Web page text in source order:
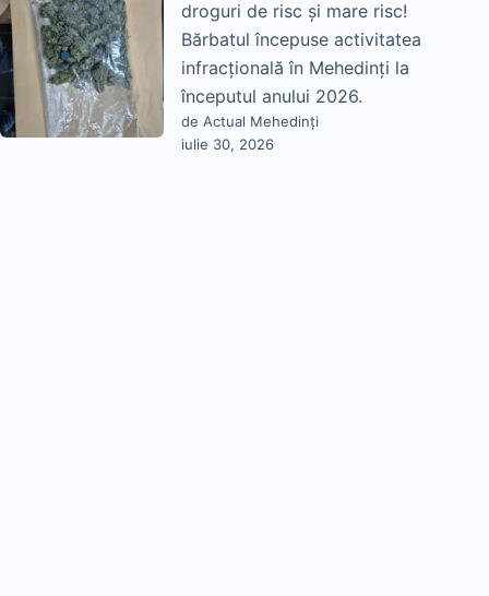
droguri de risc și mare risc!
Bărbatul începuse activitatea
infracțională în Mehedinți la
începutul anului 2026.
de Actual Mehedinți
iulie 30, 2026